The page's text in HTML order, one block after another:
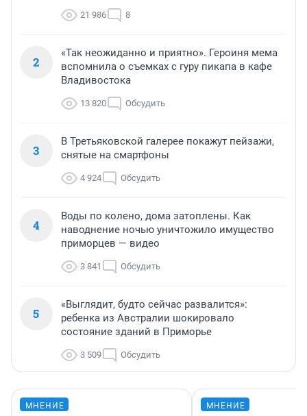
21 986 8
2
«Так неожиданно и приятно». Героиня мема
вспомнила о съемках с гуру пикапа в кафе
Владивостока
13 820 Обсудить
3
В Третьяковской галерее покажут пейзажи,
снятые на смартфоны
4 924 Обсудить
4
Воды по колено, дома затоплены. Как
наводнение ночью уничтожило имущество
приморцев — видео
3 841 Обсудить
5
«Выглядит, будто сейчас развалится»:
ребенка из Австралии шокировало
состояние зданий в Приморье
3 509 Обсудить
МНЕНИЕ МНЕНИЕ